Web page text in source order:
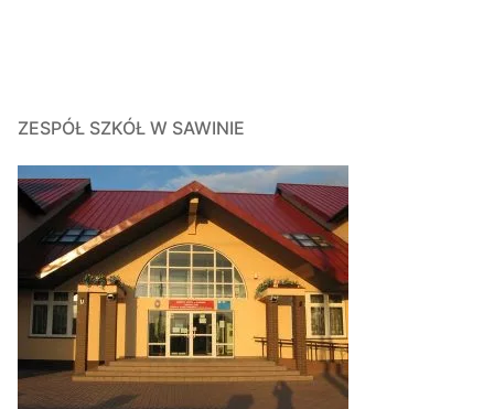
ZESPÓŁ SZKÓŁ W SAWINIE